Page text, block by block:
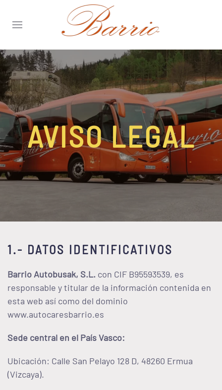
AVISO LEGAL
1.- DATOS IDENTIFICATIVOS
Barrio Autobusak, S.L. con CIF B95593539, es
responsable y titular de la información contenida en
esta web así como del dominio
www.autocaresbarrio.es
Sede central en el País Vasco:
Ubicación: Calle San Pelayo 128 D, 48260 Ermua
(Vizcaya).